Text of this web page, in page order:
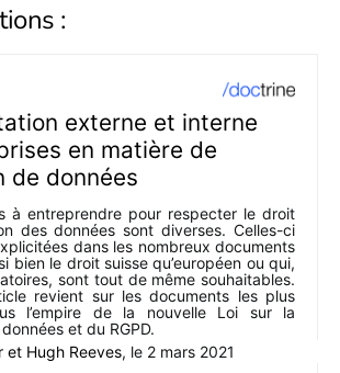
:
externe et interne
en matière de
de données
à entreprendre pour respecter le droit
des données sont diverses. Celles-ci
dans les nombreux documents
bien le droit suisse qu’européen ou qui,
sont tout de même souhaitables.
revient sur les documents les plus
l’empire de la nouvelle Loi sur la
et du RGPD.
et Hugh Reeves, le 2 mars 2021